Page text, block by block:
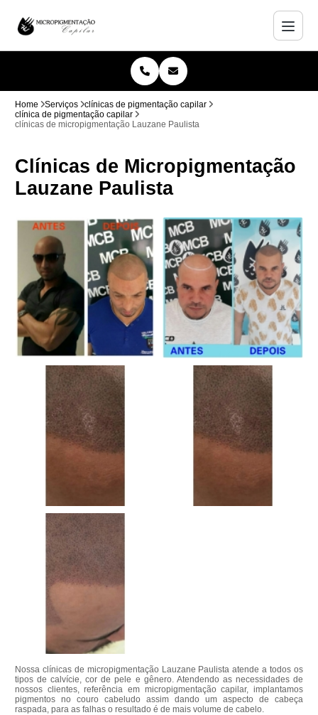
Home Serviços
clínicas de pigmentação capilar
clínica de pigmentação capilar
clínicas de micropigmentação Lauzane Paulista
Clínicas de Micropigmentação
Lauzane Paulista
Nossa clínicas de micropigmentação Lauzane Paulista atende a todos os
tipos de calvície, cor de pele e gênero. Atendendo as necessidades de
nossos clientes, referência em micropigmentação capilar, implantamos
pigmentos no couro cabeludo assim dando um aspecto de cabeça
raspada, para as falhas o resultado é de mais volume de cabelo.